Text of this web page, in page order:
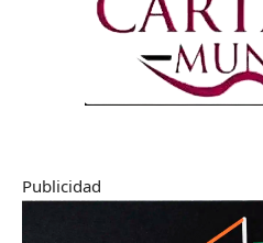
Publicidad